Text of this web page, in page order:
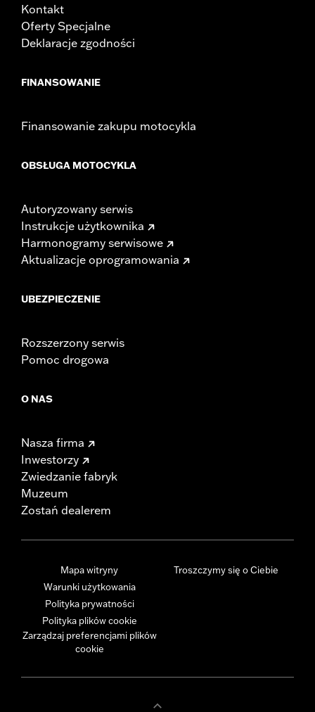
Kontakt
Oferty Specjalne
Deklaracje zgodności
FINANSOWANIE
Finansowanie zakupu motocykla
OBSŁUGA MOTOCYKLA
Autoryzowany serwis
Instrukcje użytkownika
Harmonogramy serwisowe
Aktualizacje oprogramowania
UBEZPIECZENIE
Rozszerzony serwis
Pomoc drogowa
O NAS
Nasza firma
Inwestorzy
Zwiedzanie fabryk
Muzeum
Zostań dealerem
Mapa witryny
Warunki użytkowania
Polityka prywatności
Polityka plików cookie
Zarządzaj preferencjami plików
cookie
Troszczymy się o Ciebie